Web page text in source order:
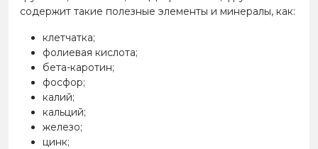
содержит такие полезные элементы и минералы, как:
клетчатка;
фолиевая кислота;
бета-каротин;
фосфор;
калий;
кальций;
железо;
цинк;